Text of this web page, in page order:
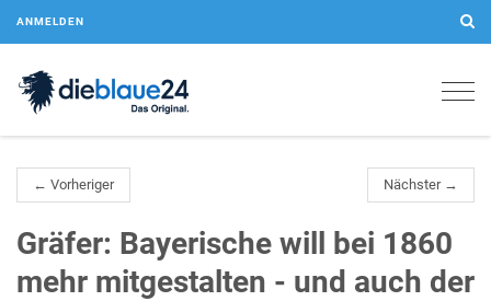
ANMELDEN
← Vorheriger Nächster →
Gräfer: Bayerische will bei 1860
mehr mitgestalten - und auch der